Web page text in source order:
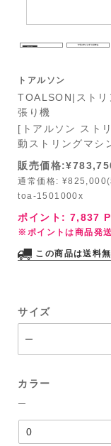
トアルソン
TOALSON|ストリ
張り機
[トアルソン スト
動ストリングマシ
販売価格
通常価格: ¥825,000(
toa-1501000x
ポイント: 7,837
※ポイントは商品発
この商品は送料
サイズ
カラー
─